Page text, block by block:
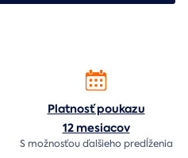
Platnosť poukazu
12 mesiacov
S možnosťou ďalšieho predĺženia